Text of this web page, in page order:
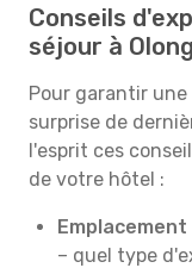
Conseils
séjour à
Pour garantir
surprise de
l'esprit ces
de votre hôtel :
Emplacement
– quel type